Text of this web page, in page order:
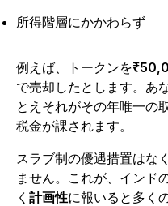
所得階層にかかわらず
例えば、トークンを
で売却したとします。あ
とえそれがその年唯一の
税金が課されます。
スラブ制の優遇措置はな
ません。これが、インド
く 計画性に報いると多く